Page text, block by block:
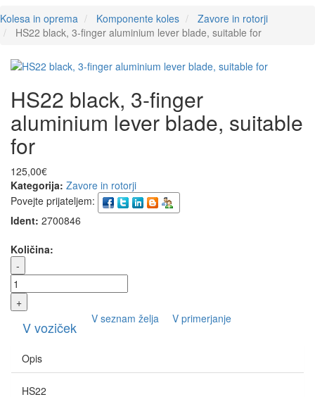
Kolesa in oprema
Komponente koles
Zavore in rotorji
HS22 black, 3-finger aluminium lever blade, suitable for
HS22 black, 3-finger
aluminium lever blade, suitable
for
125,00€
Kategorija: Zavore in rotorji
Povejte prijateljem:
Ident: 2700846
Količina:
-
+
V voziček V seznam želja V primerjanje
Opis
HS22